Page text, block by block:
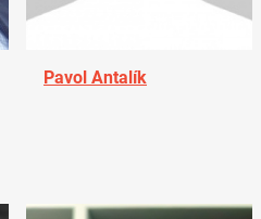
Pavol Antalík